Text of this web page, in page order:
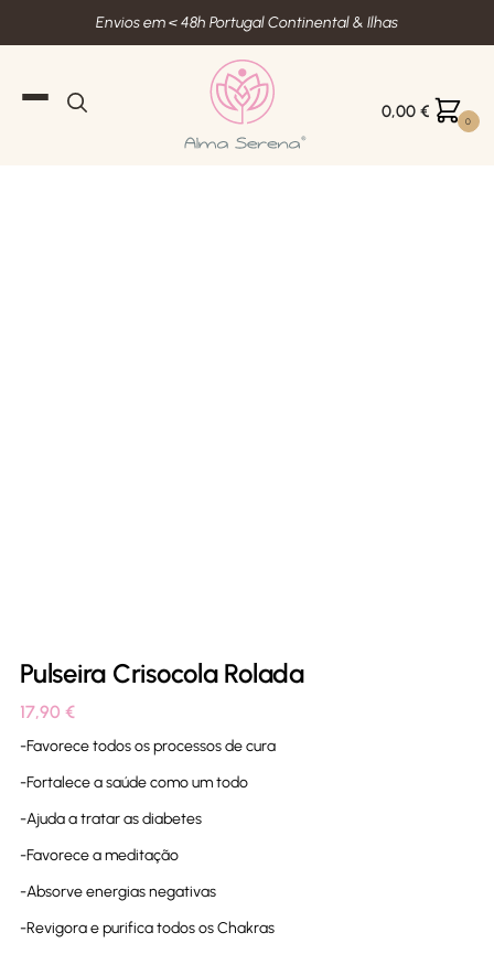
Envios em < 48h Portugal Continental & Ilhas
0,00 € 0
Pulseira Crisocola Rolada
17,90 €
-Favorece todos os processos de cura
-Fortalece a saúde como um todo
-Ajuda a tratar as diabetes
-Favorece a meditação
-Absorve energias negativas
-Revigora e purifica todos os Chakras